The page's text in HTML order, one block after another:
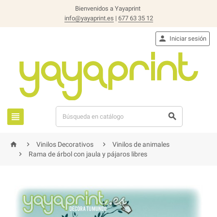
Bienvenidos a Yayaprint
info@yayaprint.es | 677 63 35 12
 
 Iniciar sesión
  Vinilos Decorativos 
Vinilos de animales

Rama de árbol con jaula y pájaros libres